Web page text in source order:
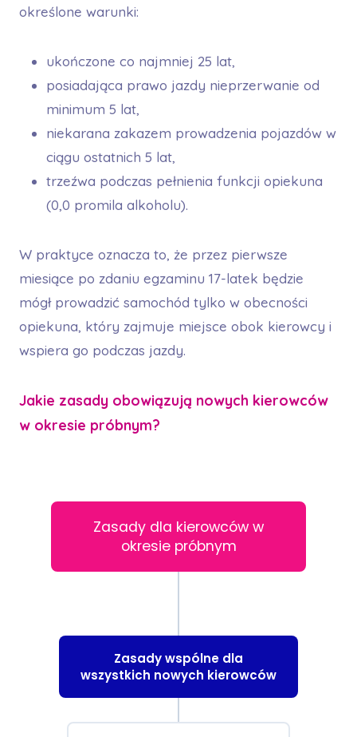
określone warunki:
ukończone co najmniej 25 lat,
posiadająca prawo jazdy nieprzerwanie od
minimum 5 lat,
niekarana zakazem prowadzenia pojazdów w
ciągu ostatnich 5 lat,
trzeźwa podczas pełnienia funkcji opiekuna
(0,0 promila alkoholu).
W praktyce oznacza to, że przez pierwsze
miesiące po zdaniu egzaminu 17-latek będzie
mógł prowadzić samochód tylko w obecności
opiekuna, który zajmuje miejsce obok kierowcy i
wspiera go podczas jazdy.
Jakie zasady obowiązują nowych kierowców
w okresie próbnym?
Zasady dla kierowców w
okresie próbnym
Zasady wspólne dla
wszystkich nowych kierowców